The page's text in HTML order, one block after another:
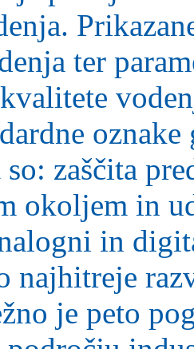
ter
so: zaščita
okoljem in
in
najhitreje
je peto